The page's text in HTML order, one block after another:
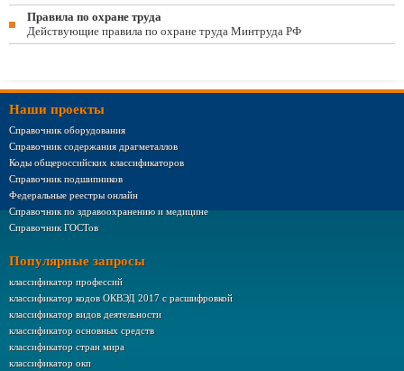
Правила по охране труда
Действующие правила по охране труда Минтруда РФ
Наши проекты
Справочник оборудования
Справочник содержания драгметаллов
Коды общероссийских классификаторов
Справочник подшипников
Федеральные реестры онлайн
Справочник по здравоохранению и медицине
Справочник ГОСТов
Популярные запросы
классификатор профессий
классификатор кодов ОКВЭД 2017 с расшифровкой
классификатор видов деятельности
классификатор основных средств
классификатор стран мира
классификатор окп